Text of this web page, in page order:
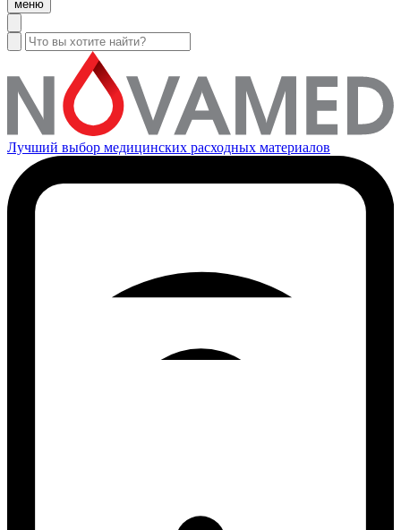
меню
Лучший выбор медицинских расходных материалов